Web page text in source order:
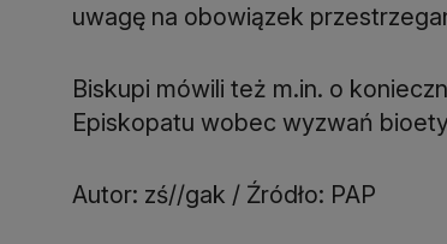
uwagę na obowiązek
Biskupi mówili też m.in. o
Episkopatu wobec wyzwań
Autor: zś//gak / Źródło: PAP